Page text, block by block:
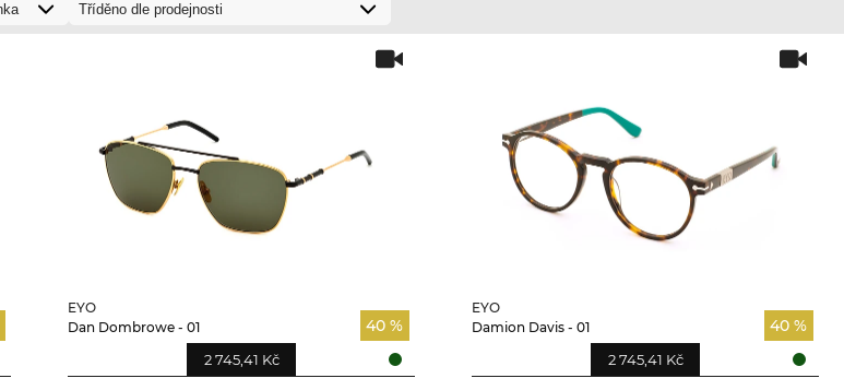
EYO
Dan Dombrowe - 01
40 %
2 745,41 Kč
EYO
Damion Davis - 01
40 %
2 745,41 Kč